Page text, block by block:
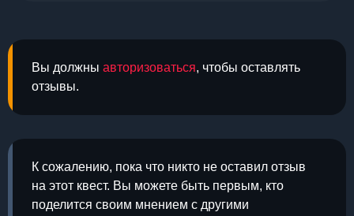
Вы должны авторизоваться, чтобы оставлять
отзывы.
К сожалению, пока что никто не оставил отзыв
на этот квест. Вы можете быть первым, кто
поделится своим мнением с другими